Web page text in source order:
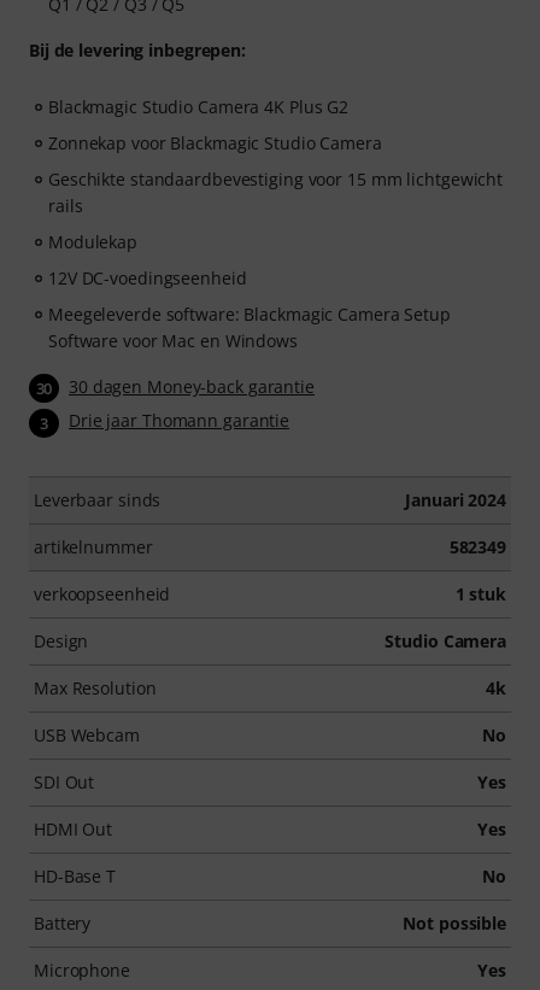
Bij de levering inbegrepen:
Blackmagic Studio Camera 4K Plus G2
Zonnekap voor Blackmagic Studio Camera
Geschikte standaardbevestiging voor 15 mm lichtgewicht
rails
Modulekap
12V DC-voedingseenheid
Meegeleverde software: Blackmagic Camera Setup
Software voor Mac en Windows
30 30 dagen Money-back garantie
3 Drie jaar Thomann garantie
Leverbaar sinds Januari 2024
artikelnummer 582349
verkoopseenheid 1 stuk
Design Studio Camera
Max Resolution 4k
USB Webcam No
SDI Out Yes
HDMI Out Yes
HD-Base T No
Battery Not possible
Microphone Yes